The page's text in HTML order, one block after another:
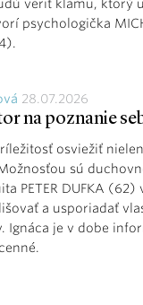
veriť klamu, ktorý
psychologička
28.07.2026
na poznanie
osviežiť
sú
PETER DUFKA
a usporiadať
Ignáca je v dobe